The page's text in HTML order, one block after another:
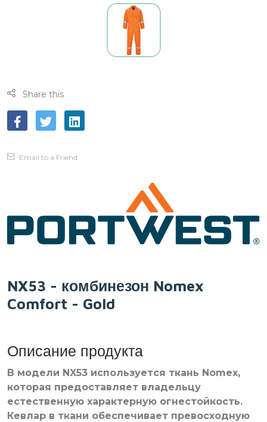
Share this
Email to a Friend
NX53 - комбинезон Nomex
Comfort - Gold
Описание продукта
В модели NX53 используется ткань Nomex,
которая предоставляет владельцу
естественную характерную огнестойкость.
Кевлар в ткани обеспечивает превосходную